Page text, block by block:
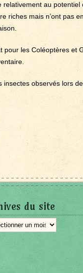
au
riches mais n’ont pas
pour les Coléoptères et
insectes observés lors
du site